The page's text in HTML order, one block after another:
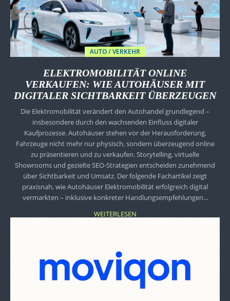
AUTO / VERKEHR
ELEKTROMOBILITÄT ONLINE
VERKAUFEN: WIE AUTOHÄUSER MIT
DIGITALER SICHTBARKEIT ÜBERZEUGEN
Die Elektromobilität verändert den Autohandel grundlegend –
insbesondere durch den wachsenden Einfluss digitaler
Kaufprozesse. Autohäuser stehen vor der Herausforderung,
Fahrzeuge nicht mehr nur physisch, sondern überzeugend online
zu präsentieren und zu verkaufen. Storytelling, virtuelle
Showrooms und gezielte SEO-Strategien entscheiden zunehmend
über Sichtbarkeit und Umsatz. Der folgende Fachartikel zeigt
praxisnah, wie Autohäuser Elektromobilität erfolgreich digital
vermarkten – inklusive konkreter Handlungsempfehlungen...
WEITERLESEN